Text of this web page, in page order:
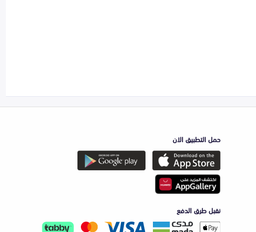
حمل التطبيق الان
نقبل طرق الدفع